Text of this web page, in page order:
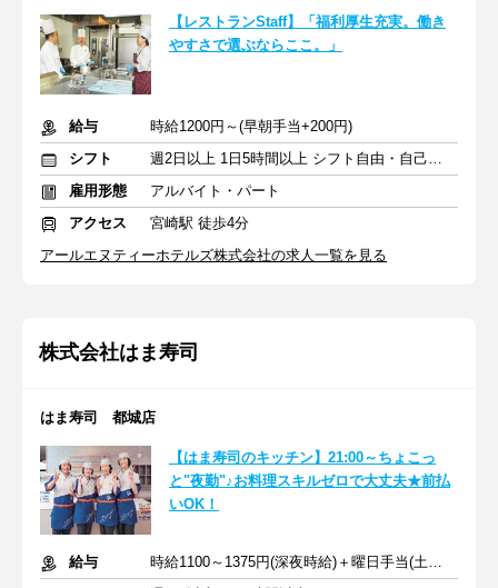
【レストランStaff】「福利厚生充実。働き
やすさで選ぶならここ。」
給与
時給1200円～(早朝手当+200円)
シフト
週2日以上 1日5時間以上 シフト自由・自己申告
雇用形態
アルバイト・パート
アクセス
宮崎駅 徒歩4分
アールエヌティーホテルズ株式会社の求人一覧を見る
株式会社はま寿司
はま寿司 都城店
【はま寿司のキッチン】21:00～ちょこっ
と"夜勤"♪お料理スキルゼロで大丈夫★前払
いOK！
給与
時給1100～1375円(深夜時給)＋曜日手当(土日祝+70円)